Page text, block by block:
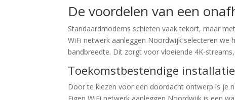
De voordelen van een
Standaardmodems schieten vaak tekort, maar
WiFi netwerk aanleggen Noordwijk selecteren
bandbreedte. Dit zorgt voor vloeiende 4K-
Toekomstbestendige
Door te kiezen voor een doordacht ontwerp is je